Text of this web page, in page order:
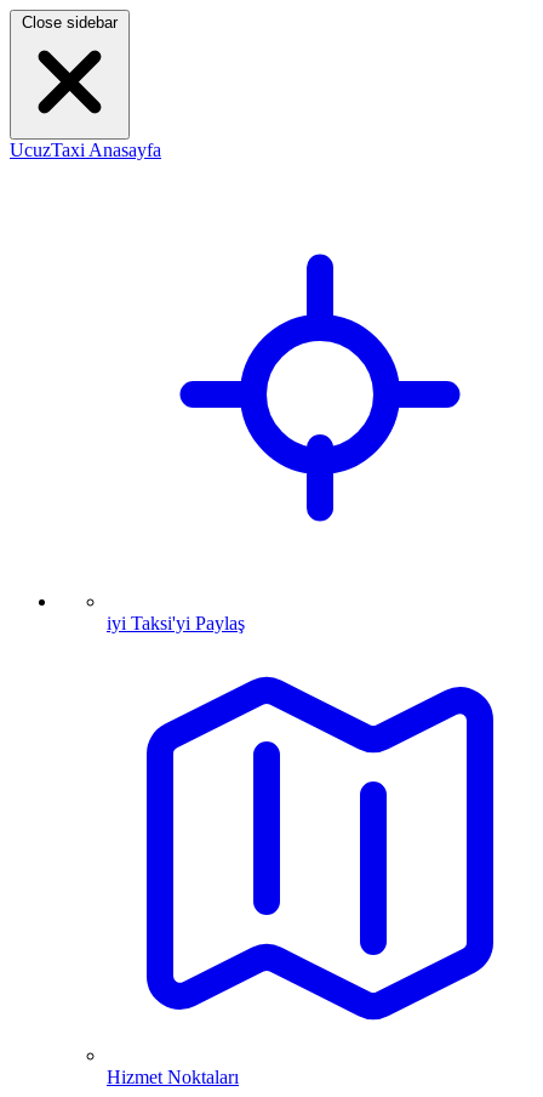
Close sidebar
UcuzTaxi Anasayfa
iyi Taksi'yi Paylaş
Hizmet Noktaları